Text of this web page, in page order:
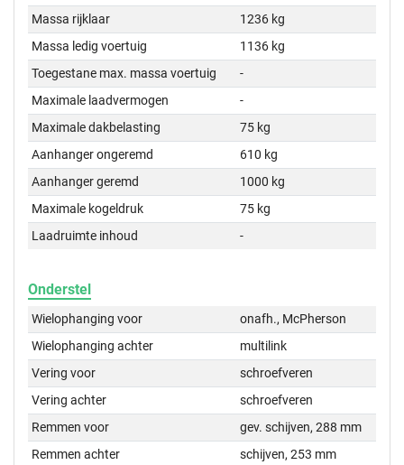
Massa rijklaar
1236 kg
Massa ledig voertuig
1136 kg
Toegestane max. massa voertuig
-
Maximale laadvermogen
-
Maximale dakbelasting
75 kg
Aanhanger ongeremd
610 kg
Aanhanger geremd
1000 kg
Maximale kogeldruk
75 kg
Laadruimte inhoud
-
Onderstel
Wielophanging voor
onafh., McPherson
Wielophanging achter
multilink
Vering voor
schroefveren
Vering achter
schroefveren
Remmen voor
gev. schijven, 288 mm
Remmen achter
schijven, 253 mm